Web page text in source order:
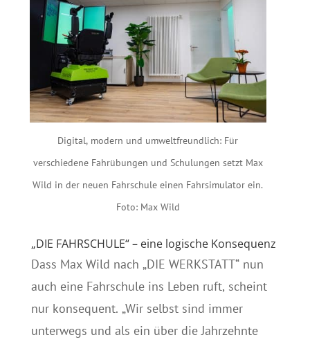
Digital, modern und umweltfreundlich: Für
verschiedene Fahrübungen und Schulungen setzt Max
Wild in der neuen Fahrschule einen Fahrsimulator ein.
Foto: Max Wild
„DIE FAHRSCHULE“ – eine logische Konsequenz
Dass Max Wild nach „DIE WERKSTATT“ nun
auch eine Fahrschule ins Leben ruft, scheint
nur konsequent. „Wir selbst sind immer
unterwegs und als ein über die Jahrzehnte